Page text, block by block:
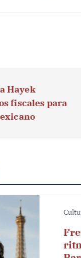
Hayek
fiscales para